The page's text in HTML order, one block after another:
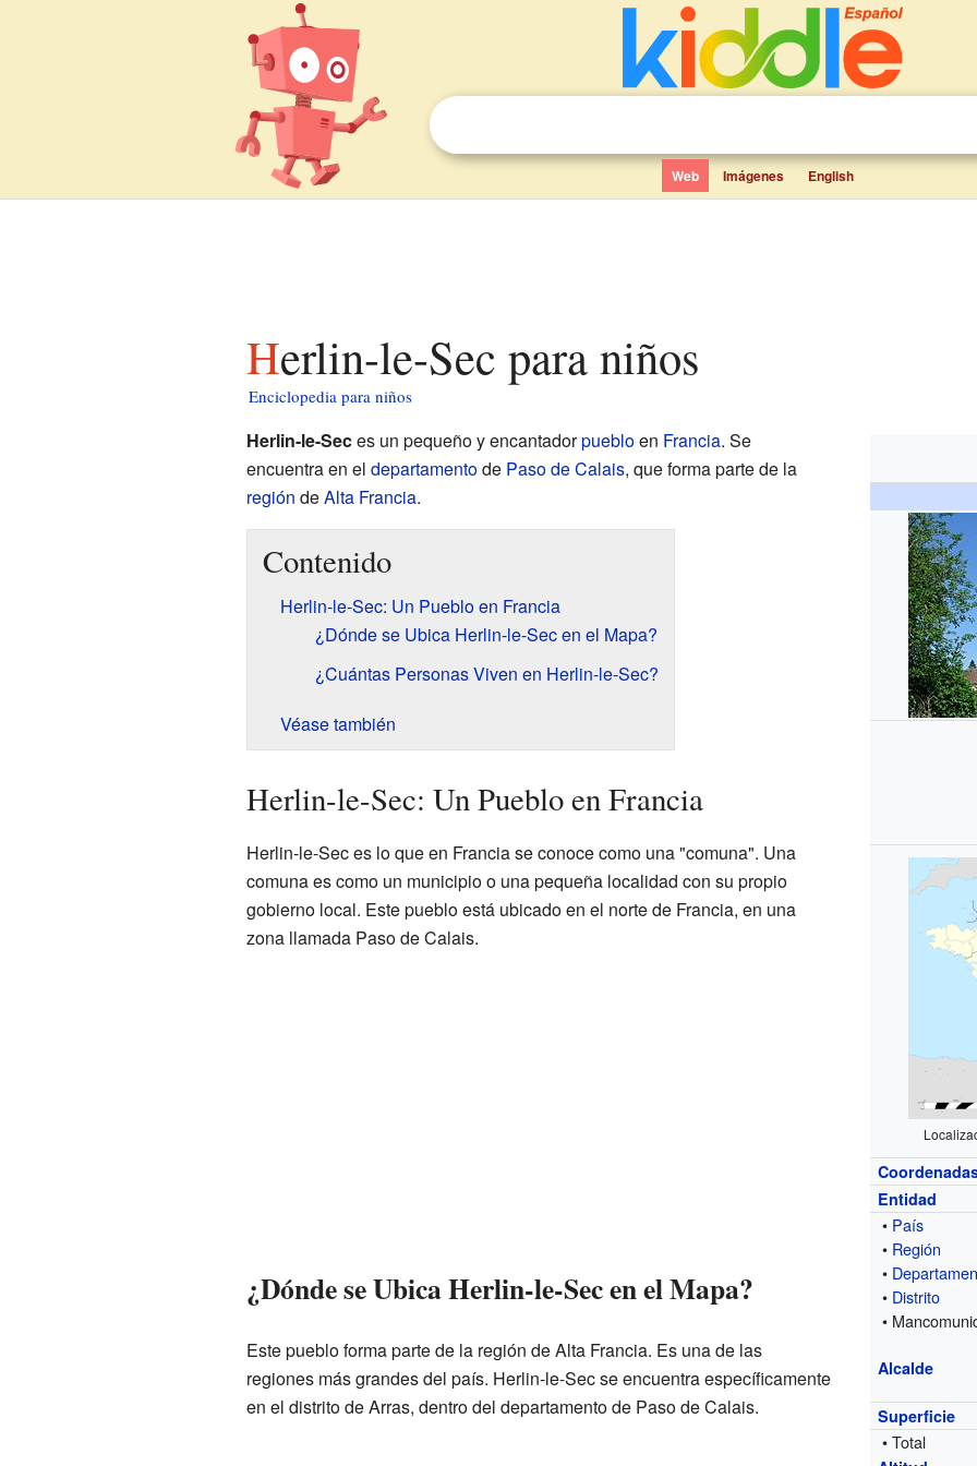
Web Imágenes English
Herlin-le-Sec para niños
Enciclopedia para niños
Entidad
• País
• Región
•
• Distrito
•
Alcalde
Superficie
• Total
Herlin-le-Seces un pequeño y encantadorpuebloen Francia. Se
encuentra en el departamentode Paso de Calais, que forma parte de la
región deAlta Francia.
Contenido
Herlin-le-Sec: Un Pueblo en Francia
¿Dónde se Ubica Herlin-le-Sec en el Mapa?
¿Cuántas Personas Viven en Herlin-le-Sec?
Véase también
Herlin-le-Sec: Un Pueblo en Francia
Herlin-le-Sec es lo que en Francia se conoce como una "comuna". Una
comuna es como un municipio o una pequeña localidad con su propio
gobierno local. Este pueblo está ubicado en el norte de Francia, en una
zona llamada Paso de Calais.
¿Dónde se Ubica Herlin-le-Sec en el Mapa?
Este pueblo forma parte de la región de Alta Francia. Es una de las
regiones más grandes del país. Herlin-le-Sec se encuentra específicamente
en el distrito de Arras, dentro del departamento de Paso de Calais.